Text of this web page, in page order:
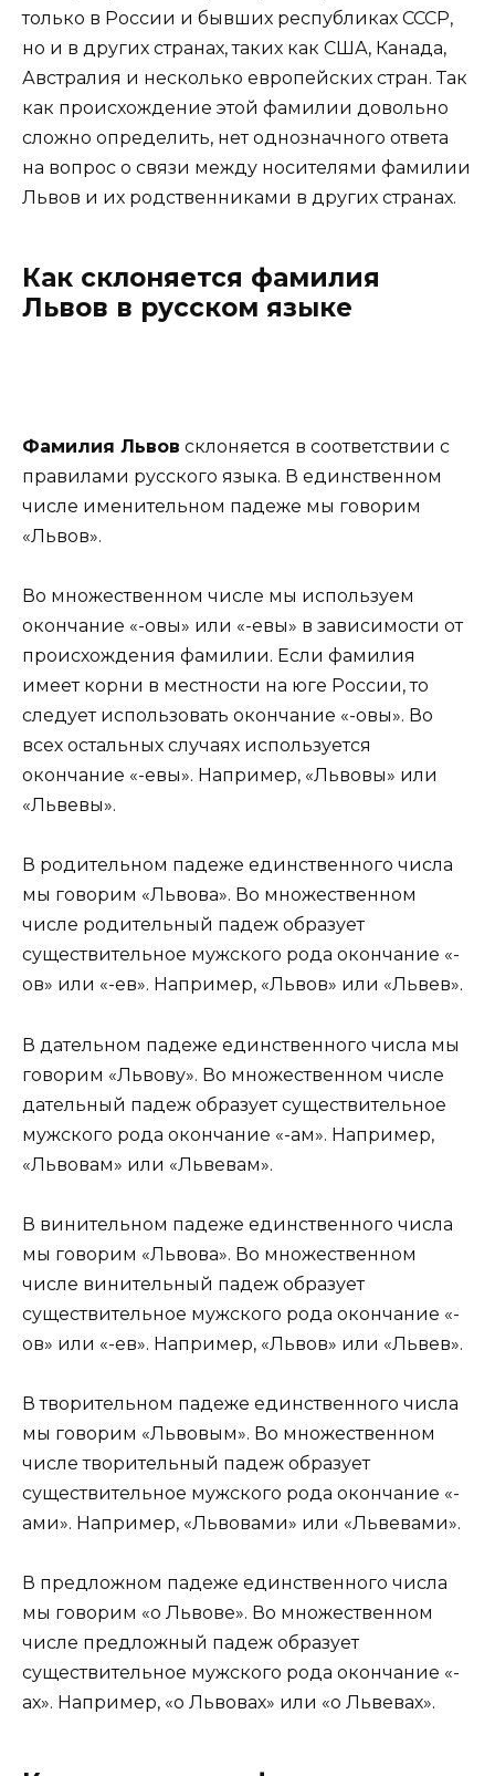
только в России и бывших республиках СССР,
но и в других странах, таких как США, Канада,
Австралия и несколько европейских стран. Так
как происхождение этой фамилии довольно
сложно определить, нет однозначного ответа
на вопрос о связи между носителями фамилии
Львов и их родственниками в других странах.
Как склоняется фамилия
Львов в русском языке
Фамилия Львов склоняется в соответствии с
правилами русского языка. В единственном
числе именительном падеже мы говорим
«Львов».
Во множественном числе мы используем
окончание «-овы» или «-евы» в зависимости от
происхождения фамилии. Если фамилия
имеет корни в местности на юге России, то
следует использовать окончание «-овы». Во
всех остальных случаях используется
окончание «-евы». Например, «Львовы» или
«Львевы».
В родительном падеже единственного числа
мы говорим «Львова». Во множественном
числе родительный падеж образует
существительное мужского рода окончание «-
ов» или «-ев». Например, «Львов» или «Львев».
В дательном падеже единственного числа мы
говорим «Львову». Во множественном числе
дательный падеж образует существительное
мужского рода окончание «-ам». Например,
«Львовам» или «Львевам».
В винительном падеже единственного числа
мы говорим «Львова». Во множественном
числе винительный падеж образует
существительное мужского рода окончание «-
ов» или «-ев». Например, «Львов» или «Львев».
В творительном падеже единственного числа
мы говорим «Львовым». Во множественном
числе творительный падеж образует
существительное мужского рода окончание «-
ами». Например, «Львовами» или «Львевами».
В предложном падеже единственного числа
мы говорим «о Львове». Во множественном
числе предложный падеж образует
существительное мужского рода окончание «-
ах». Например, «о Львовах» или «о Львевах».